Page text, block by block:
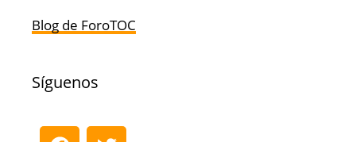
Blog de ForoTOC
Síguenos